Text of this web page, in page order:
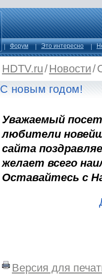
Форум Это интересно
HDTV.ru/Новости/
С новым годом!
Уважаемый
любители
сайта
желает всего
Оставайтесь с
Версия для